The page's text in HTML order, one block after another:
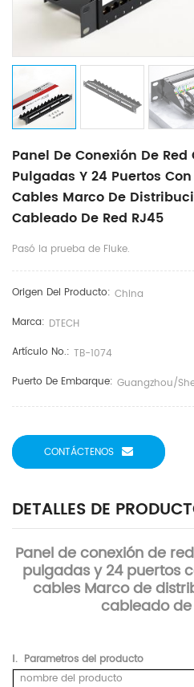
Panel De Conexión De
Pulgadas Y 24 Puertos
Cables Marco De
Cableado De Red RJ45
Pasó la prueba de Fluke.
Origen Del Producto: China
Marca: DTECH
Artículo No.: TB-1074
Puerto De Embarque: Guangzhou/
CONTÁCTENOS
DETALLES DE
Panel de conexión de
pulgadas y 24 puertos
cables Marco de
cableado
Ⅰ. Parametros del producto
nombre del producto